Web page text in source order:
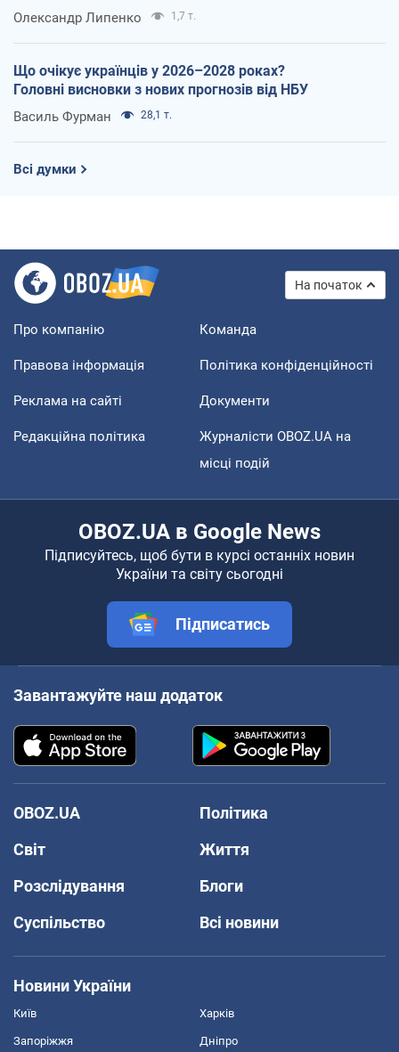
Олександр Липенко 1,7 т.
Що очікує українців у 2026–2028 роках?
Головні висновки з нових прогнозів від НБУ
Василь Фурман 28,1 т.
Всі думки
На початок
Про компанію Команда
Правова інформація Політика конфіденційності
Реклама на сайті Документи
Редакційна політика
Журналісти OBOZ.UA на
місці подій
OBOZ.UA в Google News
Підписуйтесь, щоб бути в курсі останніх новин
України та світу сьогодні
Підписатись
Завантажуйте наш додаток
OBOZ.UA
Політика
Світ
Життя
Розслідування
Блоги
Суспільство
Всі новини
Новини України
Київ Харків
Запоріжжя Дніпро